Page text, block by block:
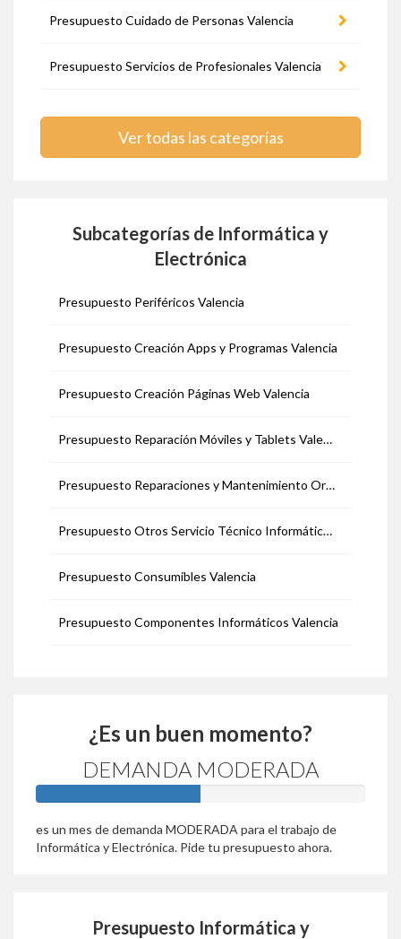
Presupuesto Cuidado de Personas Valencia
Presupuesto Servicios de Profesionales Valencia
Ver todas las categorías
Subcategorías de Informática y
Electrónica
Presupuesto Periféricos Valencia
Presupuesto Creación Apps y Programas Valencia
Presupuesto Creación Páginas Web Valencia
Presupuesto Reparación Móviles y Tablets Valencia
Presupuesto Reparaciones y Mantenimiento Ordenadores Valencia
Presupuesto Otros Servicio Técnico Informático Valencia
Presupuesto Consumibles Valencia
Presupuesto Componentes Informáticos Valencia
¿Es un buen momento?
DEMANDA MODERADA
es un mes de demanda MODERADA para el trabajo de
Informática y Electrónica. Pide tu presupuesto ahora.
Presupuesto Informática y